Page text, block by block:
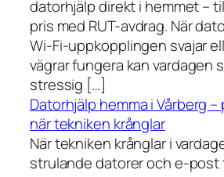
datorhjälp direkt i hemmet –
pris med RUT-avdrag. När
Wi-Fi-uppkopplingen svajar
vägrar fungera kan vardagen
stressig […]
Datorhjälp hemma i Vårberg
när tekniken krånglar
När tekniken krånglar i
strulande datorer och e-post